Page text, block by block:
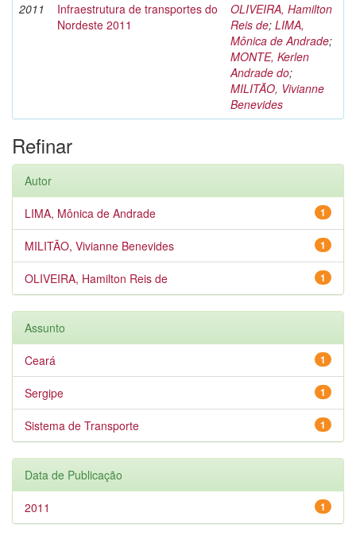
2011
Infraestrutura de transportes do
Nordeste 2011
OLIVEIRA, Hamilton
Reis de; LIMA,
Mônica de Andrade;
MONTE, Kerlen
Andrade do;
MILITÃO, Vivianne
Benevides
Refinar
Autor
1
LIMA, Mônica de Andrade
1
MILITÃO, Vivianne Benevides
1
OLIVEIRA, Hamilton Reis de
Assunto
1
Ceará
1
Sergipe
1
Sistema de Transporte
Data de Publicação
1
2011